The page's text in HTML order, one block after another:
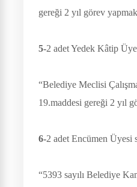
gereği 2 yıl görev
5-2 adet Yedek Kâtip
“Belediye Meclisi
19.maddesi gereği 2 yıl
6-2 adet Encümen Üyesi
“5393 sayılı Belediye